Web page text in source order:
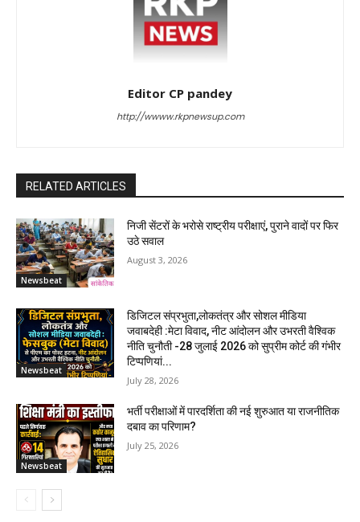
Editor CP pandey
http://wwww.rkpnewsup.com
RELATED ARTICLES
Newsbeat
निजी सेंटरों के भरोसे राष्ट्रीय परीक्षाएं, पुराने वादों पर फिर
उठे सवाल
August 3, 2026
Newsbeat
डिजिटल संप्रभुता,लोकतंत्र और सोशल मीडिया
जवाबदेही :मेटा विवाद, नीट आंदोलन और उभरती वैश्विक
नीति चुनौती -28 जुलाई 2026 को सुप्रीम कोर्ट की गंभीर
टिप्पणियां...
July 28, 2026
Newsbeat
भर्ती परीक्षाओं में पारदर्शिता की नई शुरुआत या राजनीतिक
दबाव का परिणाम?
July 25, 2026